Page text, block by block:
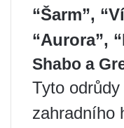
“Šarm”,
“Aurora”,
Shabo a
Tyto
zahradního